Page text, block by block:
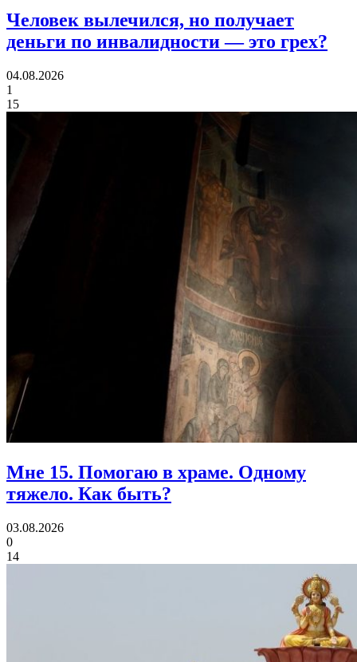
Человек вылечился, но получает
деньги по инвалидности— это грех?
04.08.2026
1
15
Мне 15. Помогаю в храме. Одному
тяжело. Как быть?
03.08.2026
0
14